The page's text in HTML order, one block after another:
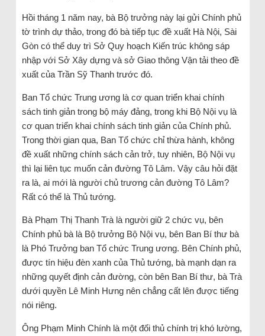
Hồi tháng 1 năm nay, bà Bộ trưởng này lại gửi Chính phủ
tờ trình dự thảo, trong đó bà tiếp tục đề xuất Hà Nội, Sài
Gòn có thể duy trì Sở Quy hoạch Kiến trúc không sáp
nhập với Sở Xây dựng và sở Giao thông Vận tải theo đề
xuất của Trần Sỹ Thanh trước đó.
Ban Tổ chức Trung ương là cơ quan triển khai chính
sách tinh giản trong bộ máy đảng, trong khi Bộ Nội vụ là
cơ quan triển khai chính sách tinh giản của Chính phủ.
Trong thời gian qua, Ban Tổ chức chỉ thừa hành, không
đề xuất những chính sách cản trở, tuy nhiên, Bộ Nội vụ
thì lại liên tục muốn cản đường Tô Lâm. Vậy câu hỏi đặt
ra là, ai mới là người chủ trương cản đường Tô Lâm?
Rất có thể là Thủ tướng.
Bà Phạm Thị Thanh Trà là người giữ 2 chức vụ, bên
Chính phủ bà là Bộ trưởng Bộ Nội vụ, bên Ban Bí thư bà
là Phó Trưởng ban Tổ chức Trung ương. Bên Chính phủ,
được tín hiệu đèn xanh của Thủ tướng, bà mạnh dạn ra
những quyết định cản đường, còn bên Ban Bí thư, bà Trà
dưới quyền Lê Minh Hưng nên chẳng cất lên được tiếng
nói riêng.
Ông Phạm Minh Chính là một đối thủ chính trị khó lường,